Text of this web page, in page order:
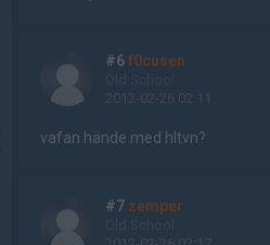
#6f0cusen
2012-02-26 02:11
vafan hände med hltvn?
#7 zemper